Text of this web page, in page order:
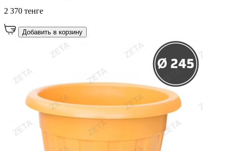
2 370 тенге
Добавить в корзину